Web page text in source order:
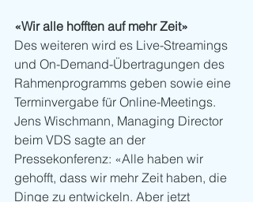
«Wir alle hofften auf mehr Zeit»
Des weiteren wird es Live-Streamings
und On-Demand-Übertragungen des
Rahmenprogramms geben sowie eine
Terminvergabe für Online-Meetings.
Jens Wischmann, Managing Director
beim VDS sagte an der
Pressekonferenz: «Alle haben wir
gehofft, dass wir mehr Zeit haben, die
Dinge zu entwickeln. Aber jetzt